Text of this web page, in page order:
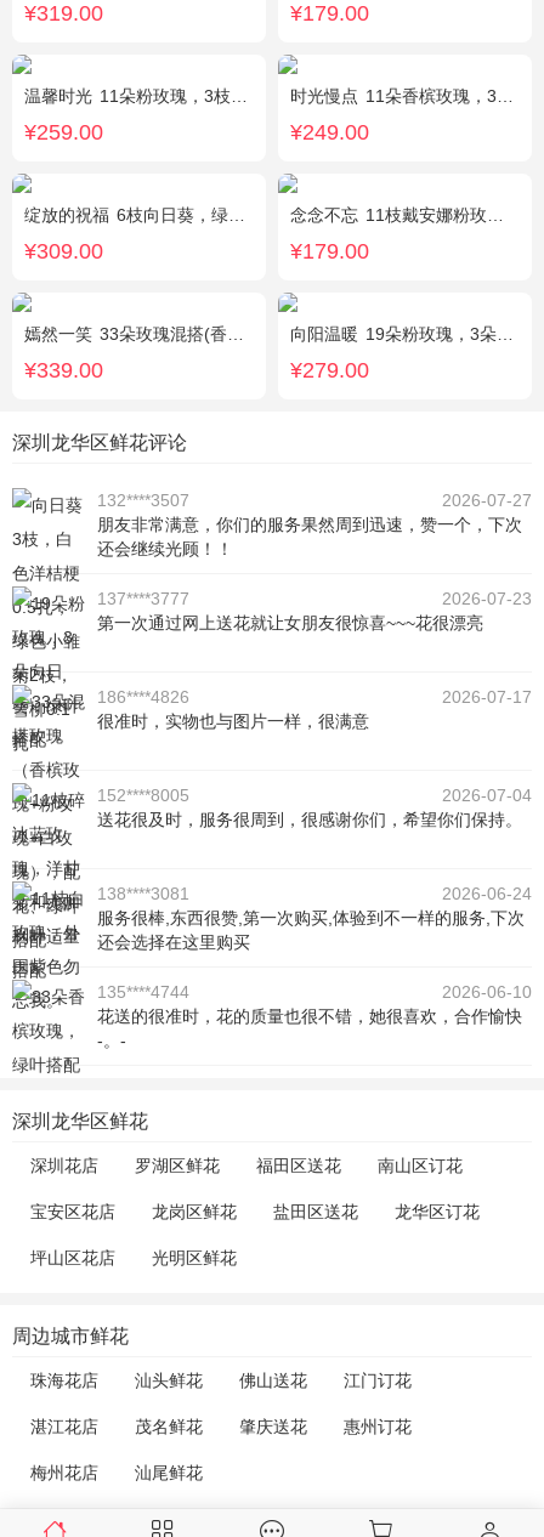
¥319.00 ¥179.00
温馨时光 11朵粉玫瑰，3枝多头粉百合，黄莺搭配
¥259.00
时光慢点 11朵香槟玫瑰，3朵向日葵，1个蓝色绣球，桔梗、绿叶搭配
¥249.00
绽放的祝福 6枝向日葵，绿色桔梗、尤加利搭配
¥309.00
念念不忘 11枝戴安娜粉玫瑰，1枝多头百合，满天星、栀子叶
¥179.00
嫣然一笑 33朵玫瑰混搭(香槟玫瑰+红玫瑰)，桔梗、配花、绿叶
¥339.00
向阳温暖 19朵粉玫瑰，3朵向日葵，绿叶搭配
¥279.00
深圳龙华区鲜花评论
132****3507
2026-07-27
朋友非常满意，你们的服务果然周到迅速，赞一个，下次
还会继续光顾！！
137****3777
2026-07-23
第一次通过网上送花就让女朋友很惊喜~~~花很漂亮
186****4826
2026-07-17
很准时，实物也与图片一样，很满意
152****8005
2026-07-04
送花很及时，服务很周到，很感谢你们，希望你们保持。
138****3081
2026-06-24
服务很棒,东西很赞,第一次购买,体验到不一样的服务,下次
还会选择在这里购买
135****4744
2026-06-10
花送的很准时，花的质量也很不错，她很喜欢，合作愉快
-。-
深圳龙华区鲜花
深圳花店 罗湖区鲜花 福田区送花 南山区订花
宝安区花店 龙岗区鲜花 盐田区送花 龙华区订花
坪山区花店 光明区鲜花
周边城市鲜花
珠海花店 汕头鲜花 佛山送花 江门订花
湛江花店 茂名鲜花 肇庆送花 惠州订花
梅州花店 汕尾鲜花